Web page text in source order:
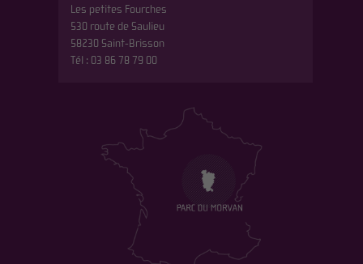
Les petites Fourches
530 route de Saulieu
58230 Saint-Brisson
Tél : 03 86 78 79 00